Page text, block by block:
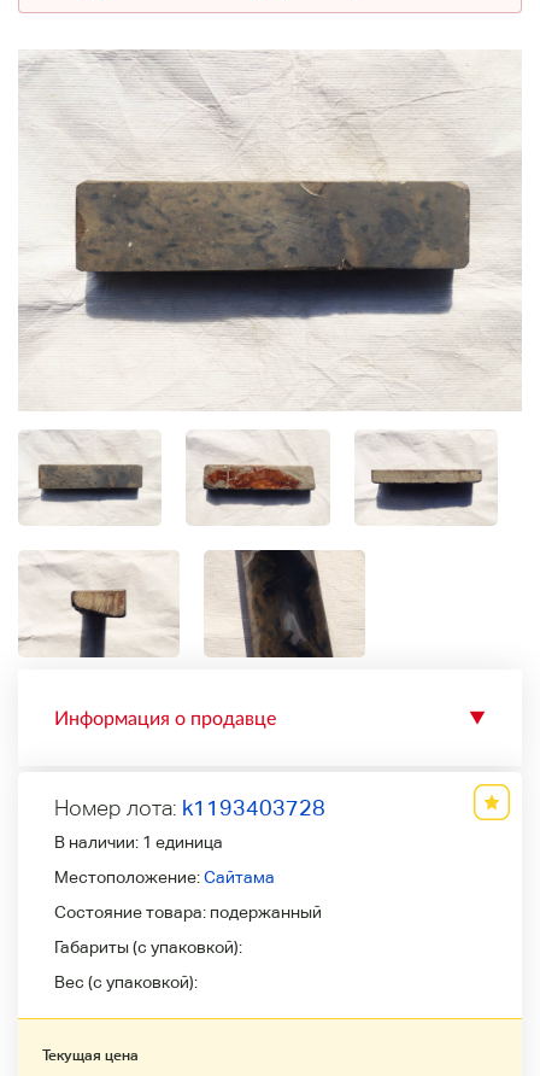
Информация о продавце ▼
Номер лота: k1193403728
В наличии: 1 единица
Местоположение:Сайтама
Состояние товара: подержанный
Габариты (с упаковкой):
Вес (с упаковкой):
Текущая цена